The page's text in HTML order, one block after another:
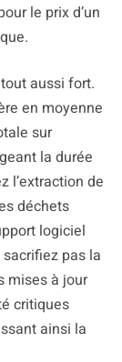
le prix d’un
aussi fort.
en moyenne
sur
la durée
l’extraction de
déchets
logiciel
pas la
mises à jour
critiques
ainsi la